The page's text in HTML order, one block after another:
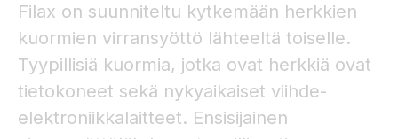
Filax on suunniteltu kytkemään herkkien
kuormien virransyöttö lähteeltä toiselle.
Tyypillisiä kuormia, jotka ovat herkkiä ovat
tietokoneet sekä nykyaikaiset viihde-
elektroniikkalaitteet. Ensisijainen